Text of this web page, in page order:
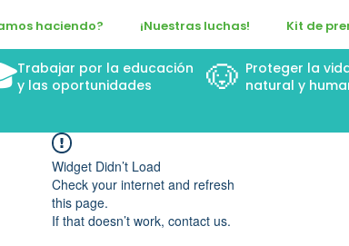
haciendo? ¡Nuestras luchas! Kit de
Trabajar por la educación
y las oportunidades
🐶 Proteger la
natural y
Widget Didn’t Load
Check your internet and refresh
this page.
If that doesn’t work, contact us.